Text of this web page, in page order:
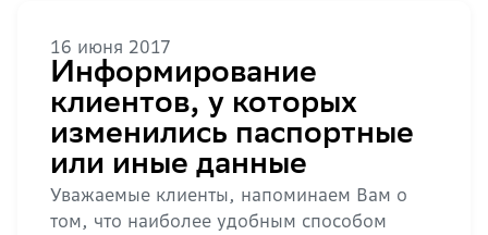
16 июня 2017
Информирование
клиентов, у которых
изменились паспортные
или иные данные
Уважаемые клиенты, напоминаем Вам о
том, что наиболее удобным способом